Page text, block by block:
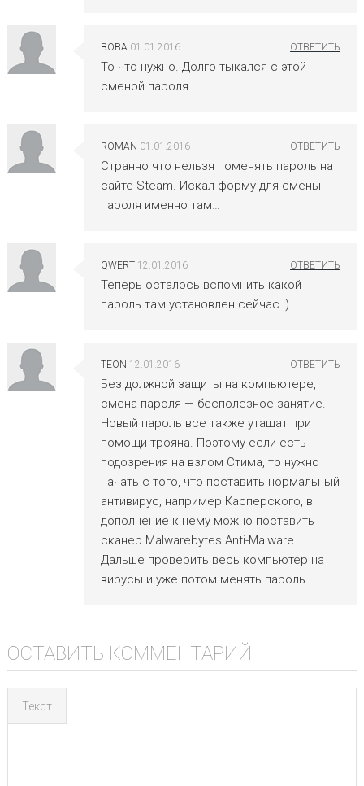
ВОВА 01.01.2016
То что нужно. Долго тыкался с этой
сменой пароля.
ROMAN 01.01.2016
Странно что нельзя поменять пароль на
сайте Steam. Искал форму для смены
пароля именно там…
QWERT 12.01.2016
Теперь осталось вспомнить какой
пароль там установлен сейчас :)
TEON 12.01.2016
Без должной защиты на компьютере,
смена пароля — бесполезное занятие.
Новый пароль все также утащат при
помощи трояна. Поэтому если есть
подозрения на взлом Стима, то нужно
начать с того, что поставить нормальный
антивирус, например Касперского, в
дополнение к нему можно поставить
сканер Malwarebytes Anti-Malware.
Дальше проверить весь компьютер на
вирусы и уже потом менять пароль.
ОСТАВИТЬ КОММЕНТАРИЙ
Текст